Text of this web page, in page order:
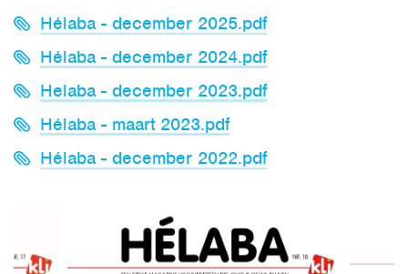
Hélaba - december 2025.pdf
Hélaba - december 2024.pdf
Helaba - december 2023.pdf
Hélaba - maart 2023.pdf
Hélaba - december 2022.pdf